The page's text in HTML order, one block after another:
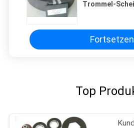
Trommel-
Fortsetzen
Top